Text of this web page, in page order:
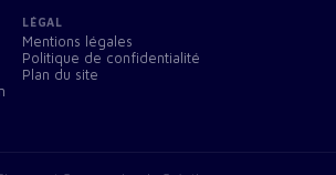
LÉGAL
Mentions légales
Politique de confidentialité
Plan du site